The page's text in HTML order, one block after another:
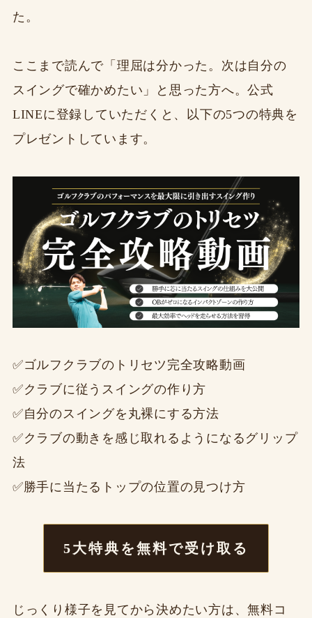
た。
ここまで読んで「理屈は分かった。次は自分の
スイングで確かめたい」と思った方へ。公式
LINEに登録していただくと、以下の5つの特典を
プレゼントしています。
✅ゴルフクラブのトリセツ完全攻略動画
✅クラブに従うスイングの作り方
✅自分のスイングを丸裸にする方法
✅クラブの動きを感じ取れるようになるグリップ
法
✅勝手に当たるトップの位置の見つけ方
5大特典を無料で受け取る
じっくり様子を見てから決めたい方は、無料コ